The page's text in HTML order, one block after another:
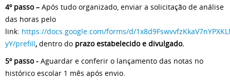
4º passo – Após tudo organizado, enviar a solicitação de análise
das horas pelo
link: https://docs.google.com/forms/d/
yY/prefill, dentro do prazo estabelecido e divulgado.
5º passo - Aguardar e conferir o lançamento das notas no
histórico escolar 1 mês após envio.